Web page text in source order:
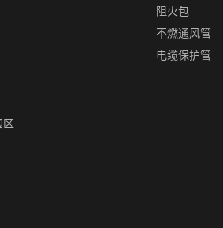
阻火包
不燃通风管
电缆保护管